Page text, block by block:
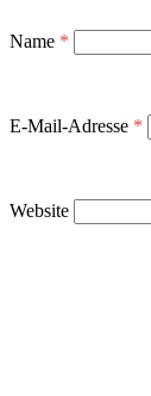
Name *
E-Mail-Adresse *
Website